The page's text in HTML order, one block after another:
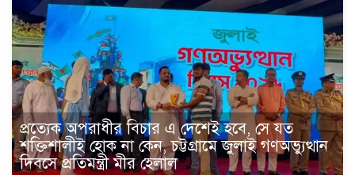
প্রত্যেক অপরাধীর বিচার এ দেশেই হবে, সে যত
শক্তিশালীই হোক না কেন, চট্টগ্রামে জুলাই গণঅভ্যুত্থান
দিবসে প্রতিমন্ত্রী মীর হেলাল